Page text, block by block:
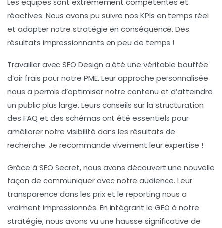
réactives. Nous avons pu suivre nos KPIs en temps réel
et adapter notre stratégie en conséquence. Des
résultats impressionnants en peu de temps !
Travailler avecSEO Design a été une véritable bouffée
d’air frais pour notre PME. Leur approche personnalisée
nous a permis d’optimiser notre contenu et d’atteindre
un public plus large. Leurs conseils sur la structuration
des FAQ et des schémas ont été essentiels pour
améliorer notre visibilité dans les résultats de
recherche. Je recommande vivement leur expertise !
Grâce à SEO Secret, nous avons découvert une nouvelle
façon de communiquer avec notre audience. Leur
transparence dans les prix et le reporting nous a
vraiment impressionnés. En intégrant le GEO à notre
stratégie, nous avons vu une hausse significative de